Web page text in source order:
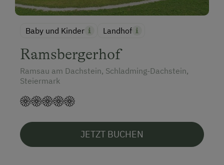
Baby und Kinder Landhof
Ramsbergerhof
Ramsau am Dachstein, Schladming-Dachstein,
Steiermark
JETZT BUCHEN